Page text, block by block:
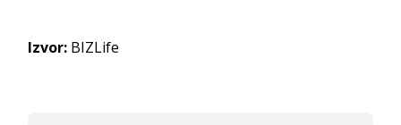
Izvor: BIZLife